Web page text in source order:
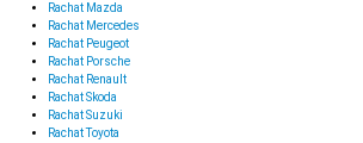
Rachat Mazda
Rachat Mercedes
Rachat Peugeot
Rachat Porsche
Rachat Renault
Rachat Skoda
Rachat Suzuki
Rachat Toyota